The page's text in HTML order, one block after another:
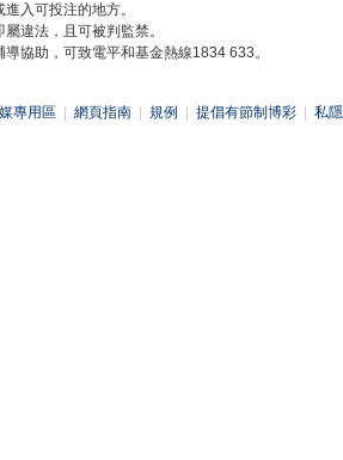
入可投注的地方。
違法，且可被判監禁。
協助，可致電平和基金熱線1834 633。
專用區 網頁指南 規例 提倡有節制博彩 私